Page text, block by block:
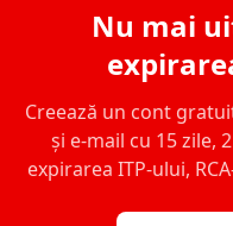
Nu mai
Creează un cont
și e-mail cu 15 zile,
expirarea ITP-ului,